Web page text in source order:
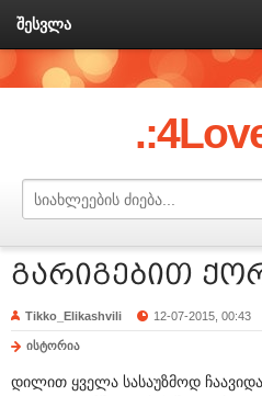
შესვლა
გარიგებით
Tikko_Elikashvili 12-07-2015, 00:43
ისტორია
დილით ყველა სასაუზმოდ ჩაავიდა.